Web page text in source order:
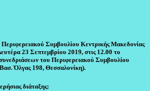
Συμβουλίου Κεντρικής Μακεδονίας
23 Σεπτεμβρίου 2019, στις 12.00 το
του Περιφερειακού Συμβουλίου
Όλγας 198, Θεσσαλονίκη).
διάταξης: